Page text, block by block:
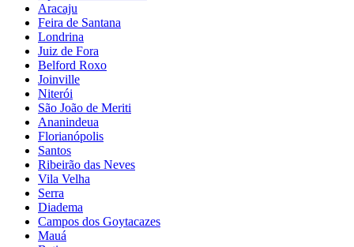
Aracaju
Feira de Santana
Londrina
Juiz de Fora
Belford Roxo
Joinville
Niterói
São João de Meriti
Ananindeua
Florianópolis
Santos
Ribeirão das Neves
Vila Velha
Serra
Diadema
Campos dos Goytacazes
Mauá